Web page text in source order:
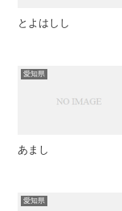
とよはしし
愛知県
あまし
愛知県